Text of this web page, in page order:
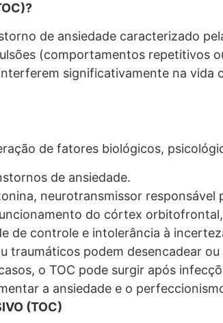
de ansiedade caracterizado
(comportamentos repetitivos
significativamente na
de fatores biológicos,
de ansiedade.
neurotransmissor responsável
do córtex
de controle e intolerância à
traumáticos podem desencadear ou
o TOC pode surgir após
a ansiedade e o
(TOC)